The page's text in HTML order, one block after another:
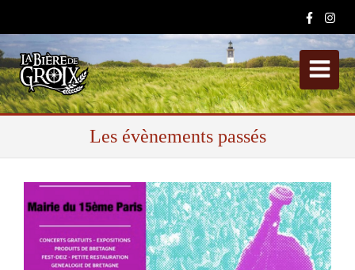
Les évènements passés